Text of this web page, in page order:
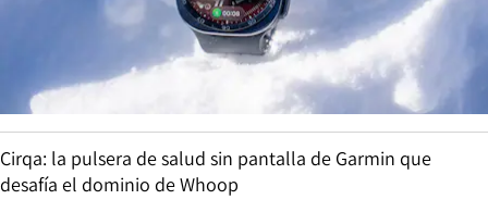
Cirqa: la pulsera de salud sin pantalla de Garmin que
desafía el dominio de Whoop